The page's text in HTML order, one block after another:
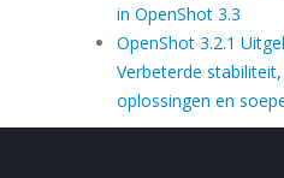
in OpenShot 3.3
OpenShot 3.2.1
Verbeterde
oplossingen en